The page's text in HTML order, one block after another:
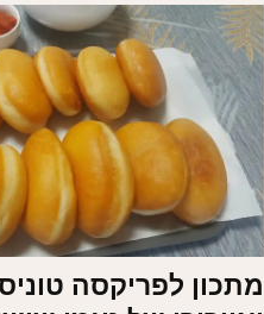
מתכון לפריקסה